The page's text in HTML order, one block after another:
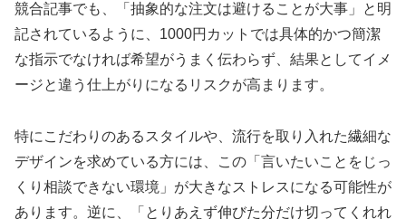
競合記事でも、「抽象的な注文は避けることが大事」と明
記されているように、1000円カットでは具体的かつ簡潔
な指示でなければ希望がうまく伝わらず、結果としてイメ
ージと違う仕上がりになるリスクが高まります。
特にこだわりのあるスタイルや、流行を取り入れた繊細な
デザインを求めている方には、この「言いたいことをじっ
くり相談できない環境」が大きなストレスになる可能性が
あります。逆に、「とりあえず伸びた分だけ切ってくれれ